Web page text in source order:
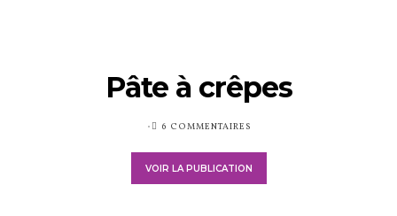
Pâte à crêpes
PUBLIÉ6 COMMENTAIRES
VOIR LA PUBLICATION